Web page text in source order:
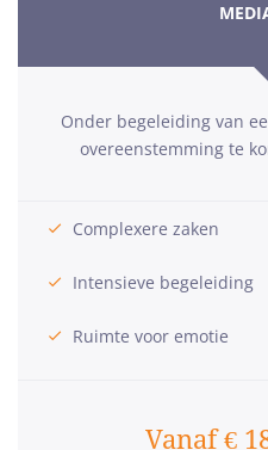
Onder begeleiding van
overeenstemming te
Complexere zaken
Intensieve begeleiding
Ruimte voor emotie
Vanaf €